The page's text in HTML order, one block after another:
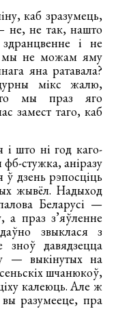
каб зразумець,
не, не так, нашто
і не
мы не можам яму
яна ратавала?
мікс жалю,
мы праз яго
замест таго, каб
што ні год каго-
стужка, аніразу
ў дзень рэпосціць
жывёл. Надыход
Беларусі —
а праз з’яўленне
звыклася з
давядзецца
— выкінутых на
шчанюкоў,
калеюць. Але ж
разумееце, пра